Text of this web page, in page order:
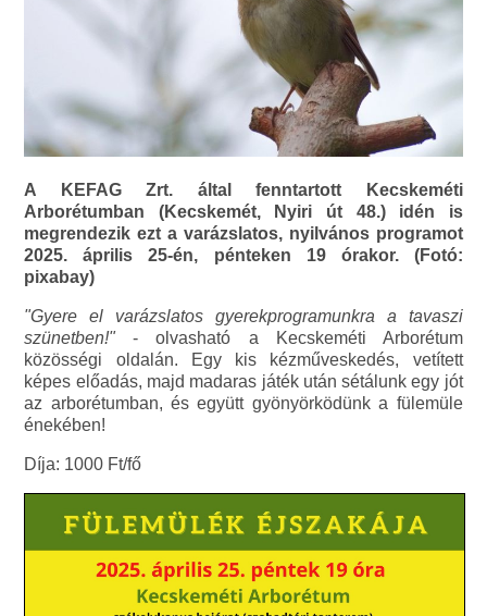
A KEFAG Zrt. által fenntartott Kecskeméti
Arborétumban (Kecskemét, Nyiri út 48.) idén is
megrendezik ezt a varázslatos, nyilvános programot
2025. április 25-én, pénteken 19 órakor. (Fotó:
pixabay)
"Gyere el varázslatos gyerekprogramunkra a tavaszi
szünetben!"- olvasható a Kecskeméti Arborétum
közösségi oldalán. Egy kis kézműveskedés, vetített
képes előadás, majd madaras játék után sétálunk egy jót
az arborétumban, és együtt gyönyörködünk a fülemüle
énekében!
Díja: 1000 Ft/fő